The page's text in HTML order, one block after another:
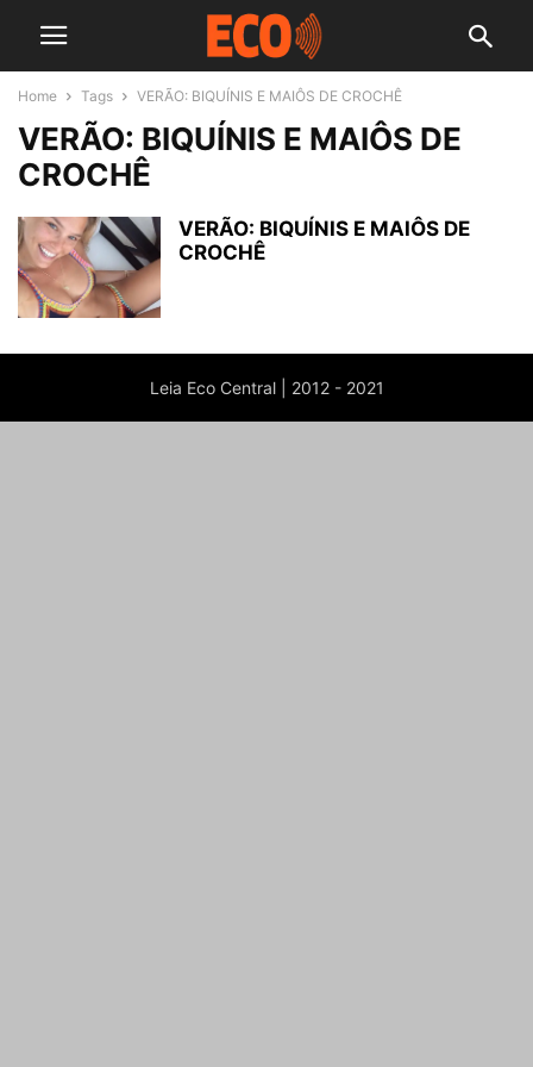
Home Tags VERÃO: BIQUÍNIS E MAIÔS DE CROCHÊ
VERÃO: BIQUÍNIS E MAIÔS DE
CROCHÊ
VERÃO: BIQUÍNIS E MAIÔS DE
CROCHÊ
Leia Eco Central | 2012 - 2021